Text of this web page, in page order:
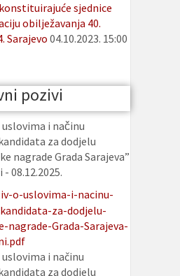
sjednice
obilježavanja 40.
Sarajevo 04.10.2023. 15:00
pozivi
i načinu
za dodjelu
nagrade Grada Sarajeva”
08.12.2025.
o-uslovima-i-nacinu-
za-dodjelu-
nagrade-Grada-Sarajeva-
i načinu
za dodjelu